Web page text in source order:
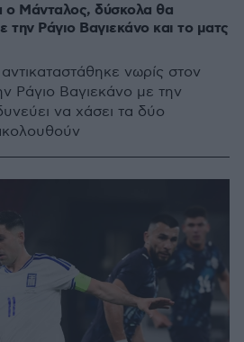
Μάνταλος, δύσκολα θα
την Ράγιο Βαγιεκάνο και το ματς
νωρίς στον
Ράγιο Βαγιεκάνο με την
να χάσει τα δύο